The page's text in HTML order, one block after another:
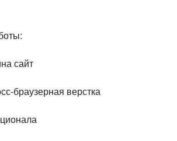
сайт
браузерная верстка